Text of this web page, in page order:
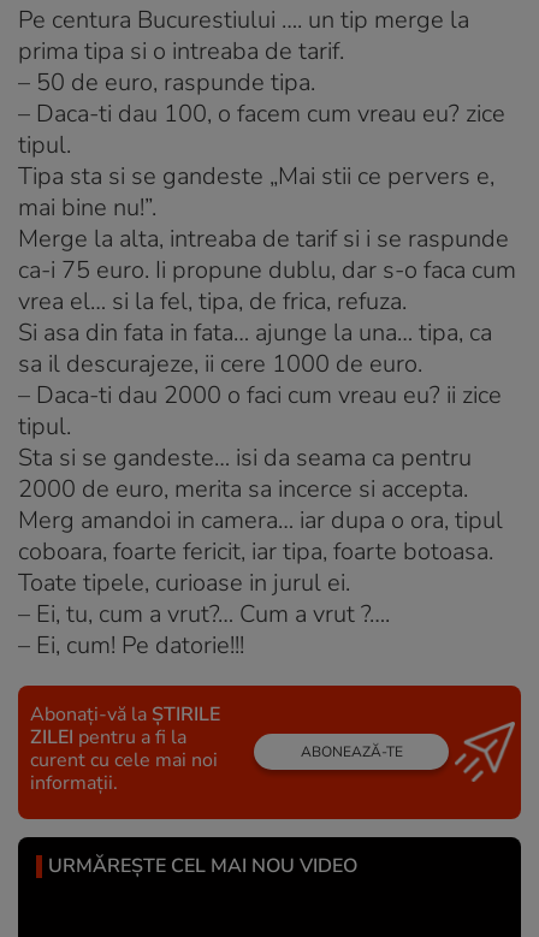
Pe centura Bucurestiului …. un tip merge la
prima tipa si o intreaba de tarif.
– 50 de euro, raspunde tipa.
– Daca-ti dau 100, o facem cum vreau eu? zice
tipul.
Tipa sta si se gandeste „Mai stii ce pervers e,
mai bine nu!”.
Merge la alta, intreaba de tarif si i se raspunde
ca-i 75 euro. Ii propune dublu, dar s-o faca cum
vrea el… si la fel, tipa, de frica, refuza.
Si asa din fata in fata… ajunge la una… tipa, ca
sa il descurajeze, ii cere 1000 de euro.
– Daca-ti dau 2000 o faci cum vreau eu? ii zice
tipul.
Sta si se gandeste… isi da seama ca pentru
2000 de euro, merita sa incerce si accepta.
Merg amandoi in camera… iar dupa o ora, tipul
coboara, foarte fericit, iar tipa, foarte botoasa.
Toate tipele, curioase in jurul ei.
– Ei, tu, cum a vrut?… Cum a vrut ?….
– Ei, cum! Pe datorie!!!
Abonați-vă la ȘTIRILE
ZILEI pentru a fi la
curent cu cele mai noi
informații.
ABONEAZĂ-TE
URMĂREȘTE CEL MAI NOU VIDEO